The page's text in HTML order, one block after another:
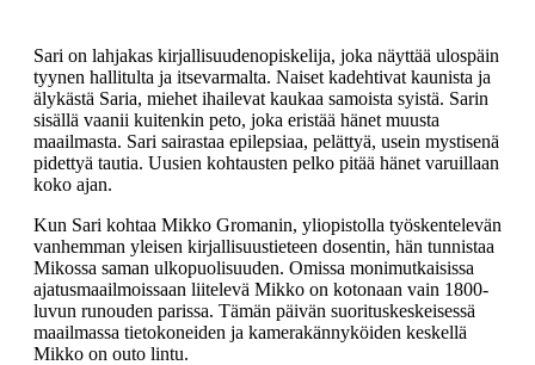
Sari on lahjakas kirjallisuudenopiskelija, joka näyttää ulospäin
tyynen hallitulta ja itsevarmalta. Naiset kadehtivat kaunista ja
älykästä Saria, miehet ihailevat kaukaa samoista syistä. Sarin
sisällä vaanii kuitenkin peto, joka eristää hänet muusta
maailmasta. Sari sairastaa epilepsiaa, pelättyä, usein mystisenä
pidettyä tautia. Uusien kohtausten pelko pitää hänet varuillaan
koko ajan.
Kun Sari kohtaa Mikko Gromanin, yliopistolla työskentelevän
vanhemman yleisen kirjallisuustieteen dosentin, hän tunnistaa
Mikossa saman ulkopuolisuuden. Omissa monimutkaisissa
ajatusmaailmoissaan liitelevä Mikko on kotonaan vain 1800-
luvun runouden parissa. Tämän päivän suorituskeskeisessä
maailmassa tietokoneiden ja kamerakännyköiden keskellä
Mikko on outo lintu.